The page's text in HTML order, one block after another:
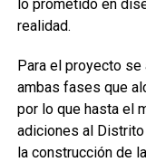
lo prometido en
realidad.
Para el proyecto
ambas fases que
por lo que hasta el
adiciones al
la construcción de